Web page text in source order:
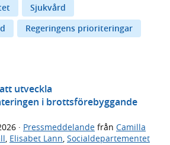
Sjukvård
Regeringens prioriteringar
utveckla
i brottsförebyggande
· Pressmeddelande från Camilla
, Elisabet Lann, Socialdepartementet